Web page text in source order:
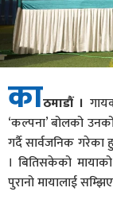
काठमाडौं ।
‘कल्पना’ बोलको
गर्दै सार्वजनिक
। बितिसकेको
पुरानो मायालाई